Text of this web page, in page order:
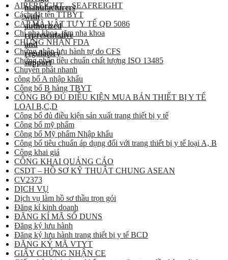
AIRFREIGHT – SEAFREIGHT
Cách đặt tên TTBYT
CẤP MÃ VẬT TƯ Y TẾ QĐ 5086
Chỉ nha khoa, tăm nha khoa
CHỨNG NHẬN FDA
Chứng nhận lưu hành tự do CFS
Chứng nhận tiêu chuẩn chất lượng ISO 13485
Chuyển phát nhanh
công bố A nhập khẩu
Công bố B hàng TBYT
CÔNG BỐ ĐỦ ĐIỀU KIỆN MUA BÁN THIẾT BỊ Y TẾ
LOẠI B,C,D
Công bố đủ điều kiện sản xuất trang thiết bị y tế
Công bố mỹ phẩm
Công bố Mỹ phẩm Nhập khẩu
Công bố tiêu chuẩn áp dụng đối với trang thiết bị y tế loại A, B
Công khai giá
CÔNG KHAI QUẢNG CÁO
CSDT – HỒ SƠ KỸ THUẬT CHUNG ASEAN
CV2373
DỊCH VỤ
Dịch vụ làm hồ sơ thầu trọn gói
Đăng kí kinh doanh
ĐĂNG KÍ MÃ SỐ DUNS
Đăng ký lưu hành
Đăng ký lưu hành trang thiết bị y tế BCD
ĐĂNG KÝ MÃ VTYT
GIẤY CHỨNG NHẬN CE